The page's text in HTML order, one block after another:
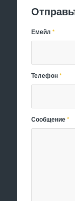
Емейл*
Телефон*
Сообщение*